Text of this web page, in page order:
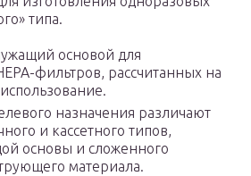
типа.
основой для
фильтров, рассчитанных на
назначения различают
и кассетного типов,
основы и сложенного
материала.